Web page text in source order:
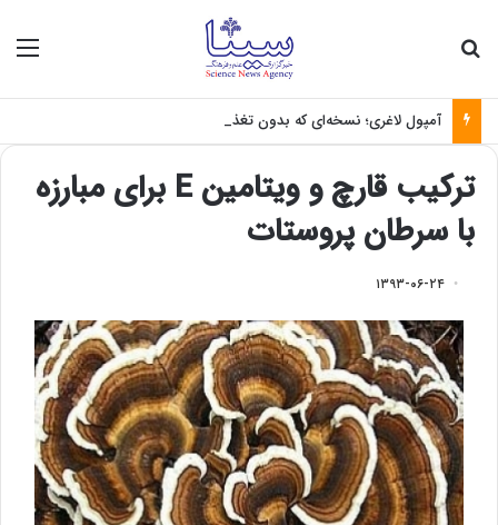
آمپول لاغری؛ نسخه‌ای که بدون تغذیه خطرناک می‌شود
ترکیب قارچ و ویتامین E برای مبارزه
با سرطان پروستات
۱۳۹۳-۰۶-۲۴